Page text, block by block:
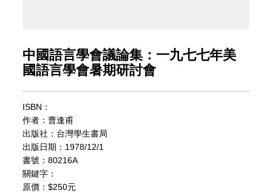
中國語言學會議論集：一九七七年美
國語言學會暑期研討會
ISBN：
作者：曹逢甫
出版社：台灣學生書局
出版日期：1978/12/1
書號：80216A
關鍵字：
原價：$250元